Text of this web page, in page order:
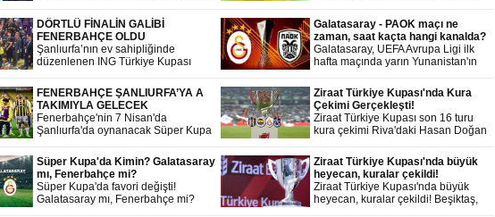
bulundu
renklerine bağladı
DÖRTLÜ FİNALİN GALİBİ
FENERBAHÇE OLDU
Şanlıurfa’nın ev sahipliğinde
düzenlenen ING Türkiye Kupası
bugün oynanacak olan Fenerbahçe
Beko ile Beşiktaş Fibabanka sonucu
belirleyecek
Galatasaray - PAOK maçı ne
zaman, saat kaçta hangi kanalda?
Galatasaray, UEFA Avrupa Ligi ilk
hafta maçında yarın Yunanistan'ın
Galatasaray - PAOK Avrupa Ligi
maçı şifresiz mi?
FENERBAHÇE ŞANLIURFA’YA A
TAKIMIYLA GELECEK
Fenerbahçe'nin 7 Nisan'da
Şanlıurfa'da oynanacak Süper Kupa
almasının yakınları devam ediyor.
Fenerbahçe Başkan Vekili Erol
Bilecik, yaptığı açıklamada sakat ve
cezalılar dışında A Takımı'mızı Urfa'ya
götüreceğiz. Urfa'ya Fenerbahçe A
Ziraat Türkiye Kupası'nda Kura
Çekimi Gerçekleşti!
Ziraat Türkiye Kupası son 16 turu
kura çekimi Riva'daki Hasan Doğan
Tesisleri'nde gerçekleştirildi. İşte
Beşiktaş, Fenerbahçe ve
Galatasaray'ın rakipleri...
Süper Kupa'da Kimin? Galatasaray
mı, Fenerbahçe mi?
Süper Kupa'da favori değişti!
Galatasaray mı, Fenerbahçe mi?
Ziraat Türkiye Kupası'nda büyük
heyecan, kuralar çekildi!
Ziraat Türkiye Kupası'nda büyük
heyecan, kuralar çekildi! Beşiktaş,